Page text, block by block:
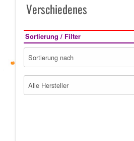
Verschiedenes
Sortierung / Filter